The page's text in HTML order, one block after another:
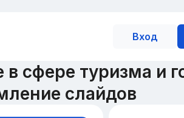
Вход
сфере туризма и
слайдов